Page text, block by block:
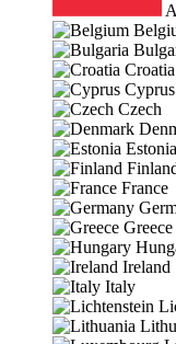
Croatia
Cyprus
Czech
Estonia
France
Greece
Ireland
Italy